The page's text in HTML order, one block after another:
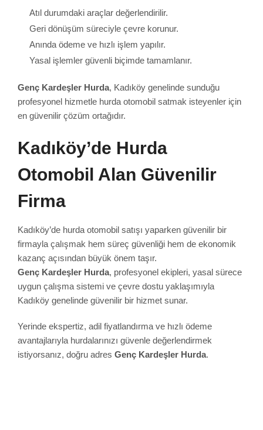
Atıl durumdaki araçlar değerlendirilir.
Geri dönüşüm süreciyle çevre korunur.
Anında ödeme ve hızlı işlem yapılır.
Yasal işlemler güvenli biçimde tamamlanır.
Genç Kardeşler Hurda, Kadıköy genelinde sunduğu
profesyonel hizmetle hurda otomobil satmak isteyenler için
en güvenilir çözüm ortağıdır.
Kadıköy’de Hurda
Otomobil Alan Güvenilir
Firma
Kadıköy’de hurda otomobil satışı yaparken güvenilir bir
firmayla çalışmak hem süreç güvenliği hem de ekonomik
kazanç açısından büyük önem taşır.
Genç Kardeşler Hurda, profesyonel ekipleri, yasal sürece
uygun çalışma sistemi ve çevre dostu yaklaşımıyla
Kadıköy genelinde güvenilir bir hizmet sunar.
Yerinde ekspertiz, adil fiyatlandırma ve hızlı ödeme
avantajlarıyla hurdalarınızı güvenle değerlendirmek
istiyorsanız, doğru adres Genç Kardeşler Hurda.